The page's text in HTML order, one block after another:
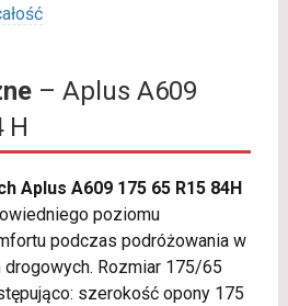
– Aplus A609
H
Aplus A609 175 65 R15 84H
poziomu
podczas podróżowania w
drogowych. Rozmiar 175/65
szerokość opony 175